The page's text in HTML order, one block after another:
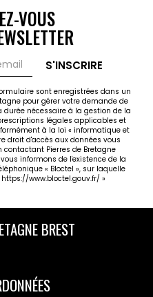
VOUS
S'INSCRIRE
sont enregistrées dans un
pour gérer votre demande de
durée nécessaire à la gestion de la
légales applicables et
à la loi « informatique et
droit d'accès aux données vous
Pierres de Bretagne
informons de l'existence de la
« Bloctel », sur laquelle
https://www.bloctel.gouv.fr/ »
GUILERS